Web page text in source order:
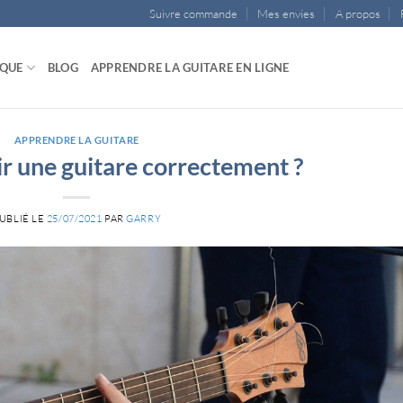
Suivre commande Mes envies A propos
BLOG APPRENDRE LA GUITARE EN LIGNE
APPRENDRE LA GUITARE
une guitare correctement ?
LE 25/07/2021 PARGARRY